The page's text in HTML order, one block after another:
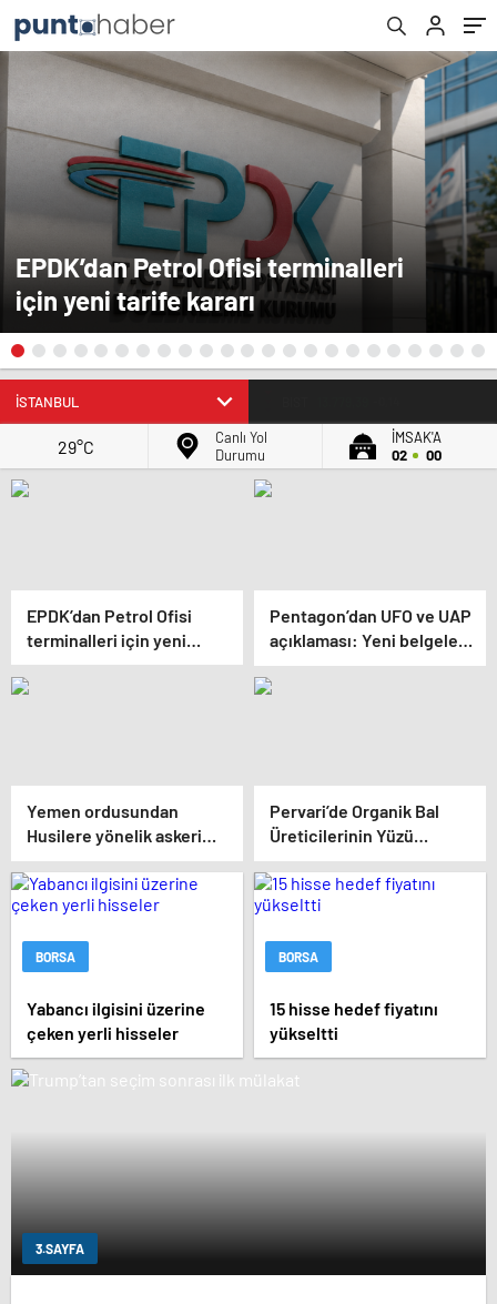
EPDK’dan Petrol Ofisi terminalleri
için yeni tarife kararı
29°C
Canlı Yol
Durumu
İMSAK'A
02
00
EPDK’dan Petrol Ofisi
terminalleri için yeni
tarife kararı
Pentagon’dan UFO ve UAP
açıklaması: Yeni belgeler
kamuoyuyla paylaşıldı
Yemen ordusundan
Husilere yönelik askeri
operasyon
Pervari’de Organik Bal
Üreticilerinin Yüzü
Gülecek: Bu Yıl Rekolte İyi
Seviyede Bekleniyor
BORSA
Yabancı ilgisini üzerine
çeken yerli hisseler
BORSA
15 hisse hedef fiyatını
yükseltti
3.SAYFA